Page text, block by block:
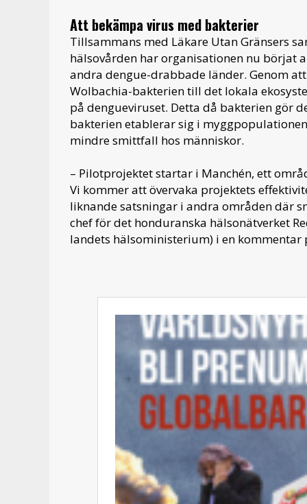
Att bekämpa virus med bakterier
Tillsammans med Läkare Utan Gränsers
hälsovården har organisationen nu börjat
andra dengue-drabbade länder. Genom
Wolbachia-bakterien till det lokala
på dengueviruset. Detta då bakterien gör
bakterien etablerar sig i
mindre smittfall hos människor.
– Pilotprojektet startar i Manchén, ett
Vi kommer att övervaka projektets
liknande satsningar i andra områden där
chef för det honduranska hälsonätverket
landets hälsoministerium) i en kommentar